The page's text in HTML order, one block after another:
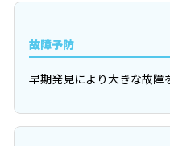
故障予防
早期発見により大きな故障